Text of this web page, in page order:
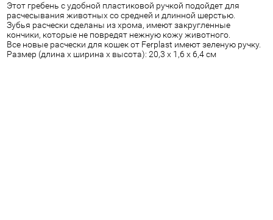
Этот гребень с удобной пластиковой ручкой подойдет для
расчесывания животных со средней и длинной шерстью.
Зубья расчески сделаны из хрома, имеют закругленные
кончики, которые не повредят нежную кожу животного.
Все новые расчески для кошек от Ferplast имеют зеленую ручку.
Размер (длина х ширина х высота): 20,3 х 1,6 х 6,4 см